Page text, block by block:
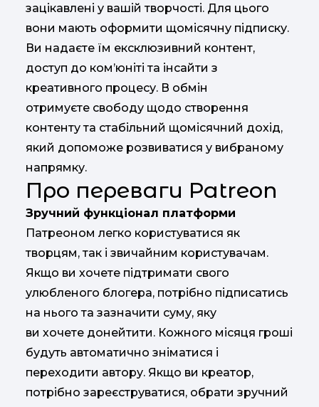
зацікавлені у вашій творчості. Для цього
вони мають оформити щомісячну підписку.
Ви надаєте їм ексклюзивний контент,
доступ до ком’юніті та інсайти з
креативного процесу. В обмін
отримуєте свободу щодо створення
контенту та стабільний щомісячний дохід,
який допоможе розвиватися у вибраному
напрямку.
Про переваги Patreon
Зручний функціонал платформи
Патреоном легко користуватися як
творцям, так і звичайним користувачам.
Якщо ви хочете підтримати свого
улюбленого блогера, потрібно підписатись
на нього та зазначити суму, яку
ви хочете донейтити. Кожного місяця гроші
будуть автоматично зніматися і
переходити автору. Якщо ви креатор,
потрібно зареєструватися, обрати зручний